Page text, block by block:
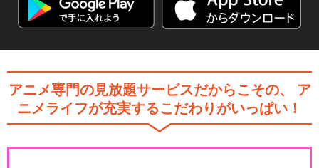
アニメ専門の見放題サービスだからこその、
ア
ニメライフが充実するこだわりがいっぱい！